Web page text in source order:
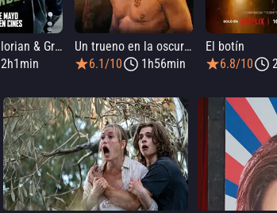
The Mandalorian & Grogu
2h1min
Un trueno en la oscuridad
6.1/10
1h56min
El botín
6.8/10